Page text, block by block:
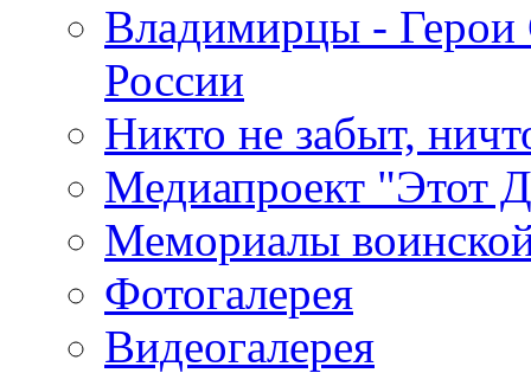
Владимирцы - Герои
России
Никто не забыт,
Медиапроект "Этот
Мемориалы
Фотогалерея
Видеогалерея